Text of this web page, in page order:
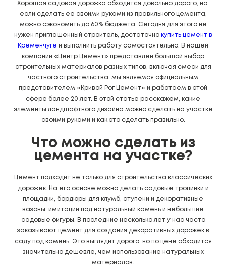
Хорошая садовая дорожка обходится довольно дорого, но,
если сделать ее своими руками из правильного цемента,
можно сэкономить до 60% бюджета. Сегодня для этого не
нужен приглашенный строитель, достаточно купить цемент в
Кременчуге и выполнить работу самостоятельно. В нашей
компании «Центр Цемент» представлен большой выбор
строительных материалов разных типов, включая смеси для
частного строительства, мы являемся официальным
представителем «Кривой Рог Цемент» и работаем в этой
сфере более 20 лет. В этой статье расскажем, какие
элементы ландшафтного дизайна можно сделать на участке
своими руками и как это сделать правильно.
что можно сделать из
цемента на участке?
Цемент подходит не только для строительства классических
дорожек. На его основе можно делать садовые тропинки и
площадки, бордюры для клумб, ступени и декоративные
вазоны, имитации под натуральный камень и небольшие
садовые фигуры. В последние несколько лет у нас часто
заказывают цемент для создания декоративных дорожек в
саду под камень. Это выглядит дорого, но по цене обходится
значительно дешевле, чем использование натуральных
материалов.